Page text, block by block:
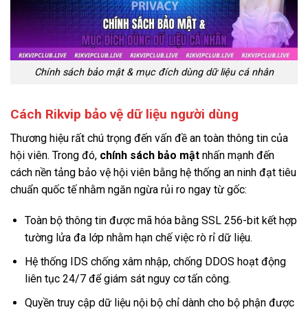
Chính sách bảo mật & mục đích dùng dữ liệu cá nhân
Cách Rikvip bảo vệ dữ liệu người dùng
Thương hiệu rất chú trọng đến vấn đề an toàn thông tin của
hội viên. Trong đó, chính sách bảo mật nhấn mạnh đến
cách nền tảng bảo vệ hội viên bằng hệ thống an ninh đạt tiêu
chuẩn quốc tế nhằm ngăn ngừa rủi ro ngay từ gốc:
Toàn bộ thông tin được mã hóa bằng SSL 256-bit kết hợp
tường lửa đa lớp nhằm hạn chế việc rò rỉ dữ liệu.
Hệ thống IDS chống xâm nhập, chống DDOS hoạt động
liên tục 24/7 để giám sát nguy cơ tấn công.
Quyền truy cập dữ liệu nội bộ chỉ dành cho bộ phận được